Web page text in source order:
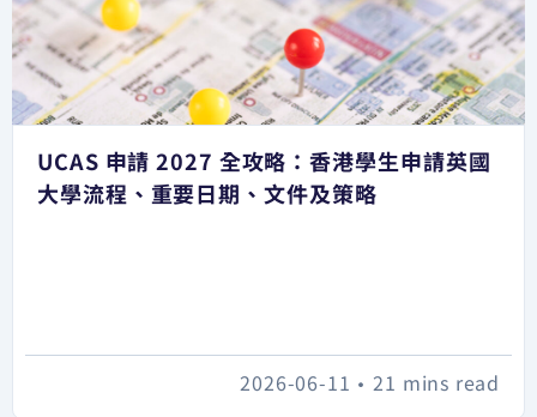
UCAS 申請 2027 全攻略：香港學生申請英國
大學流程、重要日期、文件及策略
21 mins read
•
2026-06-11